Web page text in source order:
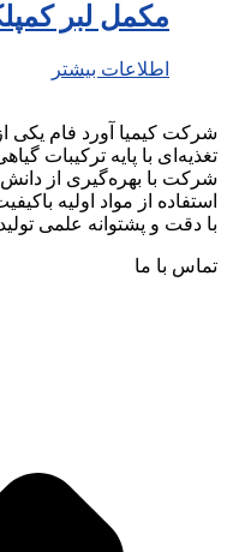
مکمل لبر
اطلاعات بیشتر
شرکت کیمیا آورد فام یکی
تغذیه‌ای با پایه ترکیبات
شرکت با بهره‌گیری از
استفاده از مواد اولیه
با دقت و پشتوانه علمی
تماس با ما